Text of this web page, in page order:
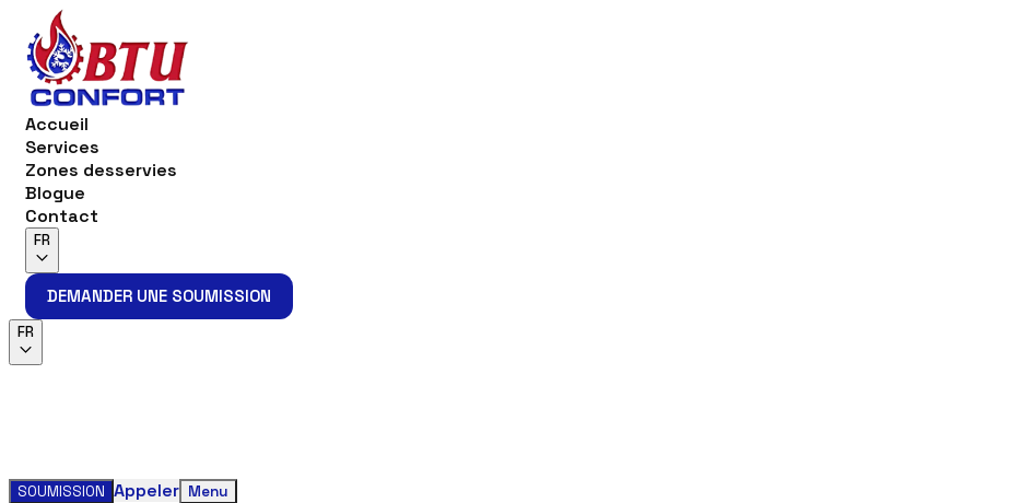
Accueil
Services
Zones desservies
Blogue
Contact
FR
DEMANDER UNE SOUMISSION
DEMANDER UNE SOUMISSION
FR
SOUMISSION Appeler Menu